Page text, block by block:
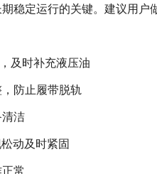
稳定运行的关键。建议用户
及时补充液压油
防止履带脱轨
洁
动及时紧固
常